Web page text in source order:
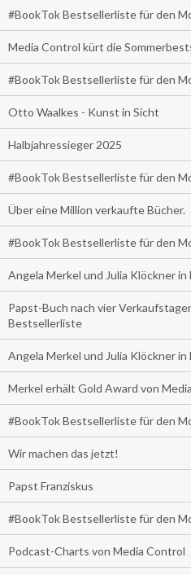
#BookTok Bestsellerliste für den
Media Control kürt die
#BookTok Bestsellerliste für den
Otto Waalkes - Kunst in Sicht
Halbjahressieger 2025
#BookTok Bestsellerliste für den
Über eine Million verkaufte Bücher.
#BookTok Bestsellerliste für den
Angela Merkel und Julia Klöckner in
Papst-Buch nach vier
Bestsellerliste
Angela Merkel und Julia Klöckner in
Merkel erhält Gold Award von
#BookTok Bestsellerliste für den
Wir machen das jetzt!
Papst Franziskus
#BookTok Bestsellerliste für den
Podcast-Charts von Media Control